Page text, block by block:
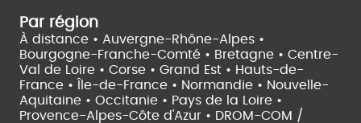
Par région
À distance • Auvergne-Rhône-Alpes •
Bourgogne-Franche-Comté • Bretagne • Centre-
Val de Loire • Corse • Grand Est • Hauts-de-
France •
Île-de-France • Normandie • Nouvelle-
Aquitaine • Occitanie • Pays de la Loire •
Provence-Alpes-Côte d'Azur • DROM-COM /